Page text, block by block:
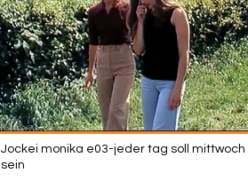
Jockei monika e03-jeder tag soll mittwoch
sein